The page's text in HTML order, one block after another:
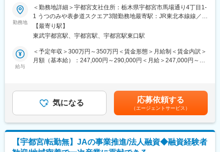
方については入社後2年間は研修のため、親会社である東京海上日
動火災保険へ出向となります。保険商品の業界知識はもちろん、
ビジネスマナーなどの営業を行う上での基礎的な知識についても
しっかりとフォローさせていただきます。さらに、営業同行を含
いただくため、未経験の方でも安心してご入社いただいておりま
す。
東京海上日動火災保険株式会社（損害保険業）に出向となり、損
害保険・生命保険の営業職として下記の業務をご担当いただきま
す。既存のお客様対応を中心に主には損保の更新対応を行って既
存のお客様に対して生保をご提案いただくイメージです。生損保
一体型保険商品「超保険」の他、住まいや自動車、病気・がん・
おケガ等の医療の保険、万一の保険、事業活動など法人のお客様
へ向けた保険など様々なプラン・商品をお客様目線に立ってご提
■業務内容：
・損害保険の更新のご案内
・損害保険にご加入いただいているお客様への生命保険のご提案
平均退社18時半・直帰可能／土日祝休みとライフワークバランス
を整えやすい環境です。
勤務地
＜勤務地詳細＞宇都宮支社住所：栃木県宇都宮市馬場通り4丁目1-
1 うつのみや表参道スクエア3階勤務地最寄駅：JR東北本線線／宇
都宮駅受動喫煙対策：屋内全面禁煙変更の範囲：本文参照
【最寄り駅】
東武宇都宮駅、宇都宮駅、宇都宮駅東口駅
給与
＜予定年収＞300万円～350万円＜賃金形態＞月給制＜賃金内訳＞
月額（基本給）：247,000円～290,000円＜月給＞247,000円～
下する可能性があります。月給(月額)は固定手当を含めた表記で
す。
気になる 応募依頼する
（エージェントサービス）
【宇都宮/転勤無】JAの事業推進/法人融資◆融資経験者